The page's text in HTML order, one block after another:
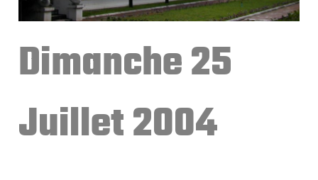
Dimanche 25
Juillet 2004